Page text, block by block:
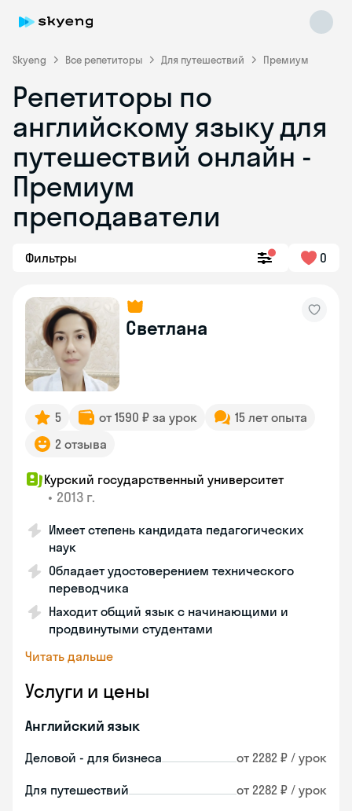
Skyeng Все репетиторы Для путешествий Премиум
Репетиторы по
английскому языку для
путешествий онлайн -
Премиум
преподаватели
Фильтры 0
Светлана
5 от 1590 ₽ за урок
15 лет опыта
2 отзыва
Курский государственный университет
• 2013 г.
Имеет степень кандидата педагогических
наук
Обладает удостоверением технического
переводчика
Находит общий язык с начинающими и
продвинутыми студентами
Читать дальше
Услуги и цены
Английский язык
Деловой - для бизнеса от 2282 ₽ / урок
Для путешествий от 2282 ₽ / урок
Skyeng Chat
online